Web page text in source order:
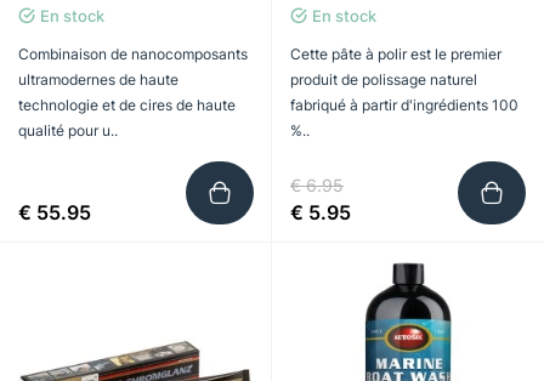
En stock
Combinaison de nanocomposants
ultramodernes de haute
technologie et de cires de haute
qualité pour u..
€ 55.95
En stock
Cette pâte à polir est le premier
produit de polissage naturel
fabriqué à partir d'ingrédients 100
%..
€ 6.95
€ 5.95